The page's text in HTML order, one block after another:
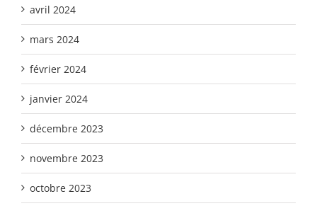
avril 2024
mars 2024
février 2024
janvier 2024
décembre 2023
novembre 2023
octobre 2023